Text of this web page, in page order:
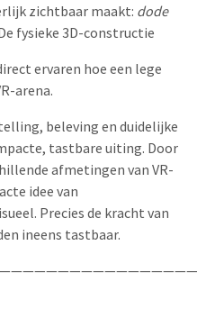
zichtbaar maakt: dode
fysieke 3D-constructie
ervaren hoe een lege
arena.
beleving en duidelijke
tastbare uiting. Door
afmetingen van VR-
idee van
Precies de kracht van
ineens tastbaar.